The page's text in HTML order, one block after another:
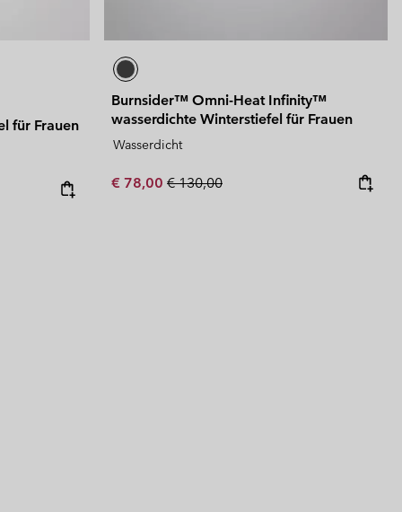
für Frauen
Burnsider™ Omni-Heat Infinity™
wasserdichte Winterstiefel für Frauen
Wasserdicht
Sale price:
€ 78,00 Regular price:
€ 130,00